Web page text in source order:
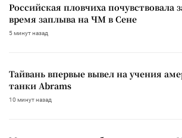
Российская пловчиха почувствовала
время заплыва на ЧМ в Сене
5 минут назад
Тайвань впервые вывел на учения
танки Abrams
10 минут назад